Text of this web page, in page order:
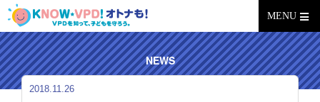
MENU
NEWS
2018.11.26